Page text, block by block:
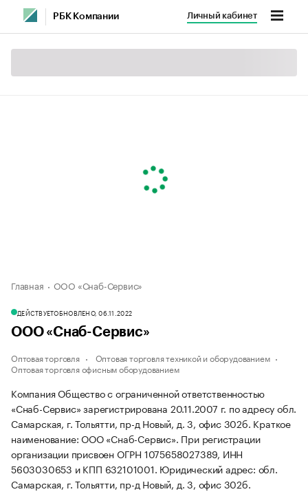
РБК Компании Личный кабинет
Главная ООО «Снаб-Сервис»
ДЕЙСТВУЕТОБНОВЛЕНО, 06.11.2022
ООО «Снаб-Сервис»
Оптовая торговля
Оптовая торговля техникой и оборудованием
Оптовая торговля офисным оборудованием
Компания Общество с ограниченной ответственностью
«Снаб-Сервис» зарегистрирована 20.11.2007 г. по адресу обл.
Самарская, г. Тольятти, пр-д Новый, д. 3, офис 302б. Краткое
наименование: ООО «Снаб-Сервис». При регистрации
организации присвоен ОГРН 1075658027389, ИНН
5603030653 и КПП 632101001. Юридический адрес: обл.
Самарская, г. Тольятти, пр-д Новый, д. 3, офис 302б.